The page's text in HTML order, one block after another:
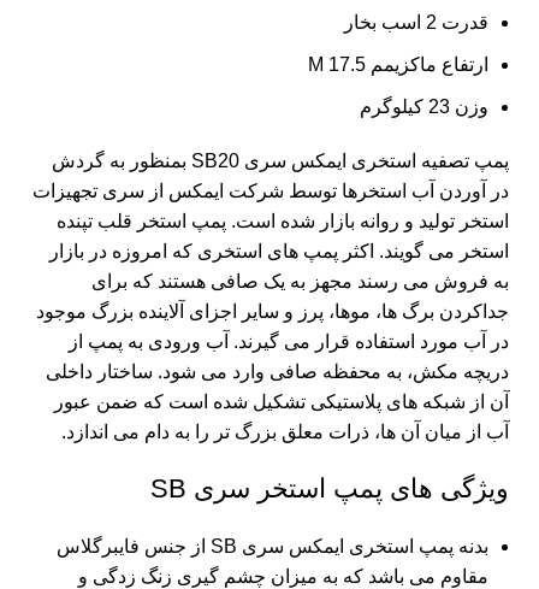
قدرت 2 اسب بخار
ارتفاع ماکزیمم 17.5 M
وزن 23 کیلوگرم
پمپ تصفیه استخری ایمکس سری SB20 بمنظور به گردش
در آوردن آب استخرها توسط شرکت ایمکس از سری تجهیزات
استخر تولید و روانه بازار شده است. پمپ استخر قلب تپنده
استخر می گویند. اکثر پمپ های استخری که امروزه در بازار
به فروش می رسند مجهز به یک صافی هستند که برای
جداکردن برگ ها، موها، پرز و سایر اجزای آلاینده بزرگ موجود
در آب مورد استفاده قرار می گیرند. آب ورودی به پمپ از
دریچه مکش، به محفظه صافی وارد می شود. ساختار داخلی
آن از شبکه های پلاستیکی تشکیل شده است که ضمن عبور
آب از میان آن ها، ذرات معلق بزرگ تر را به دام می اندازد.
ویژگی های پمپ استخر سری SB
بدنه پمپ استخری ایمکس سری SB از جنس فایبرگلاس
مقاوم می باشد که به میزان چشم گیری زنگ زدگی و